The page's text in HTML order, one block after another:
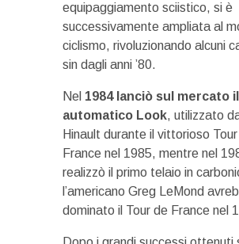
equipaggiamento sciistico, si è
successivamente ampliata al
ciclismo, rivoluzionando alcuni
sin dagli anni ’80.
Nel 1984 lanciò sul mercato
automatico Look, utilizzato
Hinault durante il vittorioso
France nel 1985, mentre nel
realizzò il primo telaio in
l’americano Greg LeMond
dominato il Tour de France nel